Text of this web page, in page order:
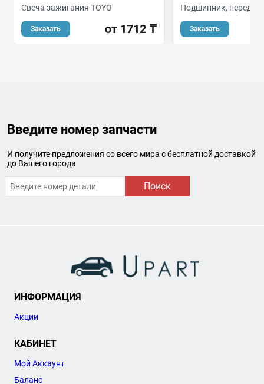
Свеча зажигания TOYO
Заказать от 1712 ₸
Подшипник,
Заказать
Введите номер запчасти
И получите предложения со всего мира с бесплатной доставкой
до Вашего города
Поиск
ИНФОРМАЦИЯ
Акции
КАБИНЕТ
Мой Аккаунт
Баланс